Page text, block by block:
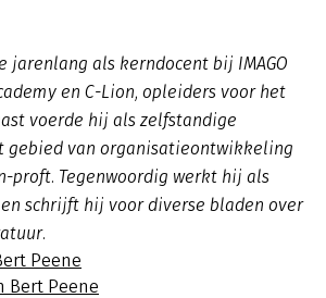
jarenlang als kerndocent bij IMAGO
en C-Lion, opleiders voor het
voerde hij als zelfstandige
gebied van organisatieontwikkeling
proft. Tegenwoordig werkt hij als
schrijft hij voor diverse bladen over
Peene
Bert Peene